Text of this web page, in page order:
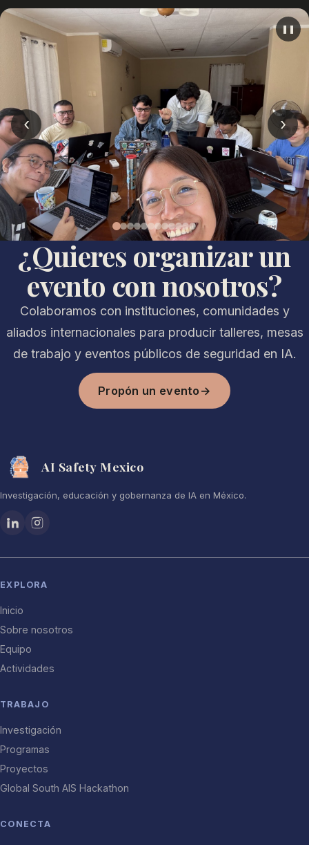
‹ ›
❚❚
¿Quieres organizar un
evento con nosotros?
Colaboramos con instituciones, comunidades y
aliados internacionales para producir talleres, mesas
de trabajo y eventos públicos de seguridad en IA.
Propón un evento →
AI Safety Mexico
Investigación, educación y gobernanza de IA en México.
EXPLORA
Inicio
Sobre nosotros
Equipo
Actividades
TRABAJO
Investigación
Programas
Proyectos
Global South AIS Hackathon
CONECTA